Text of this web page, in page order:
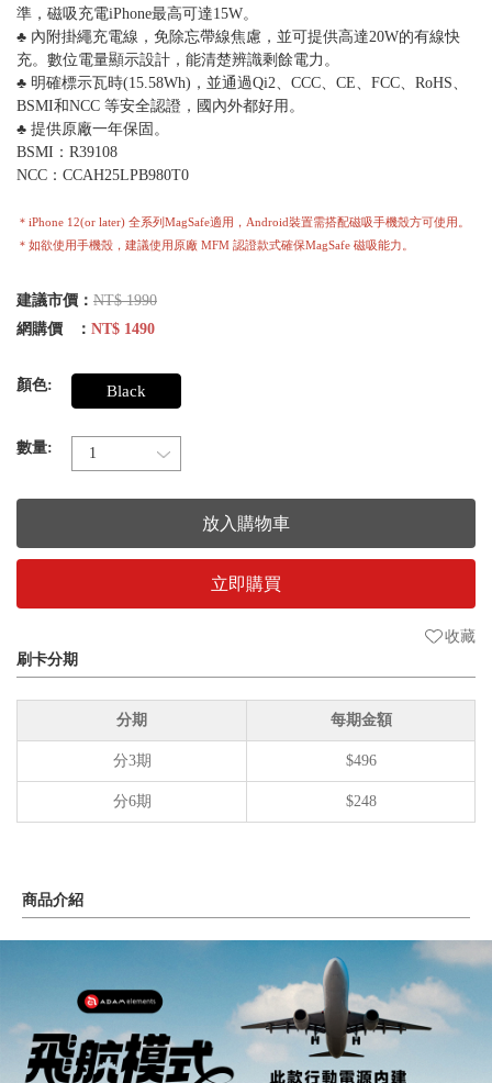
準，磁吸充電iPhone最高可達15W。
♣︎ 內附掛繩充電線，免除忘帶線焦慮，並可提供高達20W的有線快
充。數位電量顯示設計，能清楚辨識剩餘電力。
♣︎ 明確標示瓦時(15.58Wh)，並通過Qi2、CCC、CE、FCC、RoHS、
BSMI和NCC 等安全認證，國內外都好用。
♣︎ 提供原廠一年保固。
BSMI：R39108
NCC：CCAH25LPB980T0
＊iPhone 12(or later) 全系列MagSafe適用，Android裝置需搭配磁吸手機殼方可使用。
＊如欲使用手機殼，建議使用原廠 MFM 認證款式確保MagSafe 磁吸能力。
建議市價： NT$ 1990
網購價 ： NT$ 1490
顏色: Black
數量:
放入購物車
立即購買
收藏
刷卡分期
分期 每期金額
分3期 $496
分6期 $248
商品介紹